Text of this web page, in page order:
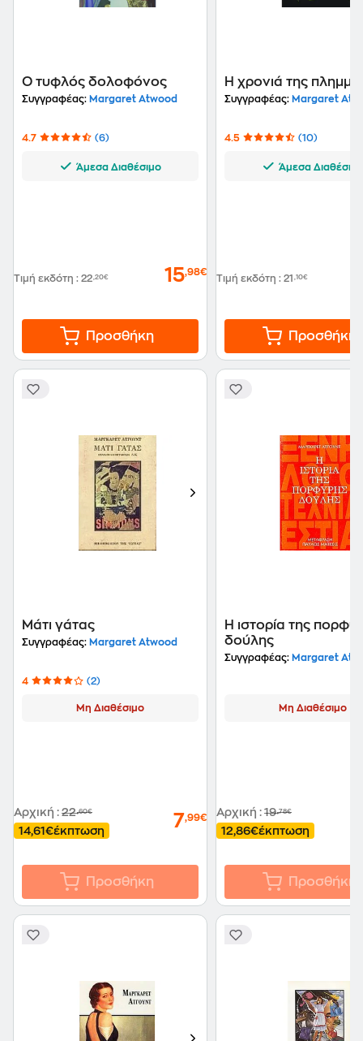
Ο τυφλός δολοφόνος
Συγγραφέας: Margaret Atwood
4.7 (6)
Άμεσα Διαθέσιμο
Τιμή εκδότη : 22,20€ 15,98€
Προσθήκη
Η χρονιά της
Συγγραφέας: Margaret
4.5 (10)
Άμεσα Διαθέσιμο
Τιμή εκδότη : 21,10€
Προσθήκη
Μάτι γάτας
Συγγραφέας: Margaret Atwood
4 (2)
Μη Διαθέσιμο
Αρχική : 22,60€
14,61€έκπτωση 7,99€
Προσθήκη
Η ιστορία της
δούλης
Συγγραφέας: Margaret
Μη Διαθέσιμο
Αρχική : 19,78€
12,86€έκπτωση
Προσθήκη